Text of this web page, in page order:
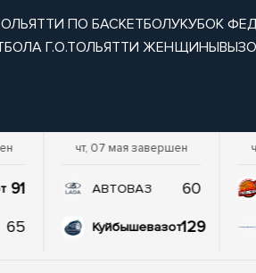
ПО БАСКЕТБОЛУКУБОК
Г.О.ТОЛЬЯТТИ ЖЕНЩИНЫ
91
65
чт, 07 мая завершен
АВТОВАЗ 60
Куйбышевазот129